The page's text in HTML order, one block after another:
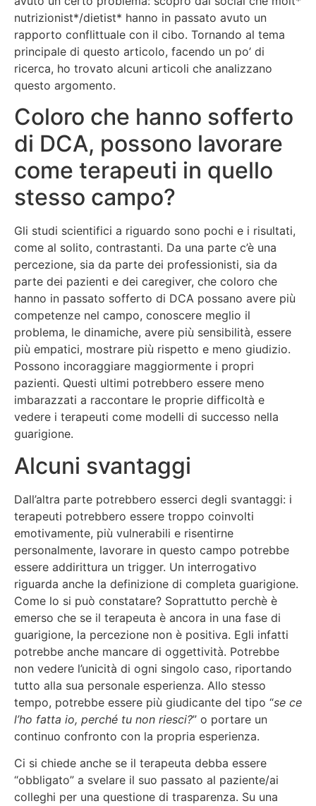
nutrizionist*/dietist* hanno in passato avuto un
rapporto conflittuale con il cibo. Tornando al tema
principale di questo articolo, facendo un po’ di
ricerca, ho trovato alcuni articoli che analizzano
questo argomento.
Coloro che hanno sofferto
di DCA, possono lavorare
come terapeuti in quello
stesso campo?
Gli studi scientifici a riguardo sono pochi e i risultati,
come al solito, contrastanti. Da una parte c’è una
percezione, sia da parte dei professionisti, sia da
parte dei pazienti e dei caregiver, che coloro che
hanno in passato sofferto di DCA possano avere più
competenze nel campo, conoscere meglio il
problema, le dinamiche, avere più sensibilità, essere
più empatici, mostrare più rispetto e meno giudizio.
Possono incoraggiare maggiormente i propri
pazienti. Questi ultimi potrebbero essere meno
imbarazzati a raccontare le proprie difficoltà e
vedere i terapeuti come modelli di successo nella
guarigione.
Alcuni svantaggi
Dall’altra parte potrebbero esserci degli svantaggi: i
terapeuti potrebbero essere troppo coinvolti
emotivamente, più vulnerabili e risentirne
personalmente, lavorare in questo campo potrebbe
essere addirittura un trigger. Un interrogativo
riguarda anche la definizione di completa guarigione.
Come lo si può constatare? Soprattutto perchè è
emerso che se il terapeuta è ancora in una fase di
guarigione, la percezione non è positiva. Egli infatti
potrebbe anche mancare di oggettività. Potrebbe
non vedere l’unicità di ogni singolo caso, riportando
tutto alla sua personale esperienza. Allo stesso
tempo, potrebbe essere più giudicante del tipo “se ce
l’ho fatta io, perché tu non riesci?” o portare un
continuo confronto con la propria esperienza.
Ci si chiede anche se il terapeuta debba essere
“obbligato” a svelare il suo passato al paziente/ai
colleghi per una questione di trasparenza. Su una